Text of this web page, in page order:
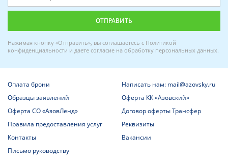
Нажимая кнопку «Отправить», вы соглашаетесь с Политикой
конфиденциальности и даете согласие на обработку персональных данных.
Оплата брони
Написать нам: mail@azovsky.ru
Образцы заявлений
Оферта КК «Азовский»
Оферта СО «АзовЛенд»
Договор оферты Трансфер
Правила предоставления услуг
Реквизиты
Контакты
Вакансии
Письмо руководству